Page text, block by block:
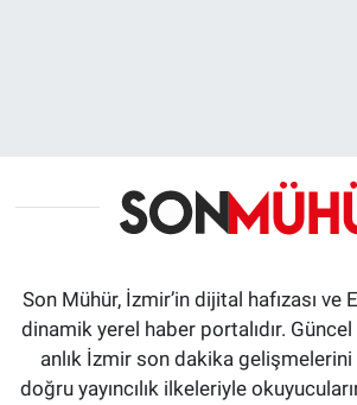
Son Mühür, İzmir’in dijital hafızası ve
dinamik yerel haber portalıdır.
anlık İzmir son dakika gelişmelerini
doğru yayıncılık ilkeleriyle